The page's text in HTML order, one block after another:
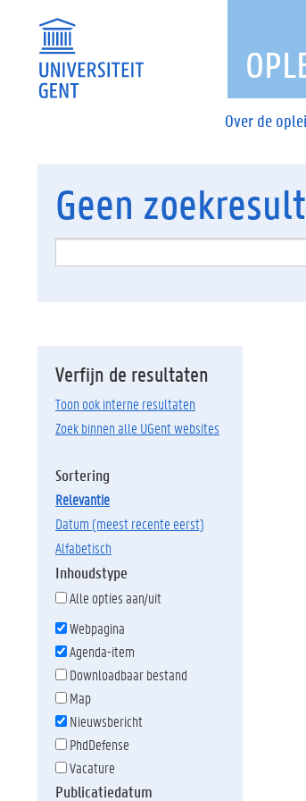
Over de
Geen
Verfijn de resultaten
Toon ook interne resultaten
Zoek binnen alle UGent websites
Sortering
relevantie
datum (meest recente eerst)
alfabetisch
Inhoudstype
Alle opties aan/uit
Webpagina
Agenda-item
Downloadbaar bestand
Map
Nieuwsbericht
PhdDefense
Vacature
Publicatiedatum